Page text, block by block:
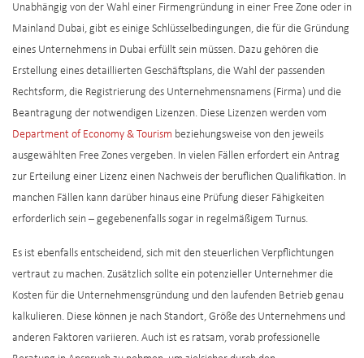
Unabhängig von der Wahl einer Firmengründung in einer Free Zone oder in
Mainland Dubai, gibt es einige Schlüsselbedingungen, die für die Gründung
eines Unternehmens in Dubai erfüllt sein müssen. Dazu gehören die
Erstellung eines detaillierten Geschäftsplans, die Wahl der passenden
Rechtsform, die Registrierung des Unternehmensnamens (Firma) und die
Beantragung der notwendigen Lizenzen. Diese Lizenzen werden vom
Department of Economy & Tourism beziehungsweise von den jeweils
ausgewählten Free Zones vergeben. In vielen Fällen erfordert ein Antrag
zur Erteilung einer Lizenz einen Nachweis der beruflichen Qualifikation. In
manchen Fällen kann darüber hinaus eine Prüfung dieser Fähigkeiten
erforderlich sein – gegebenenfalls sogar in regelmäßigem Turnus.
Es ist ebenfalls entscheidend, sich mit den steuerlichen Verpflichtungen
vertraut zu machen. Zusätzlich sollte ein potenzieller Unternehmer die
Kosten für die Unternehmensgründung und den laufenden Betrieb genau
kalkulieren. Diese können je nach Standort, Größe des Unternehmens und
anderen Faktoren variieren. Auch ist es ratsam, vorab professionelle